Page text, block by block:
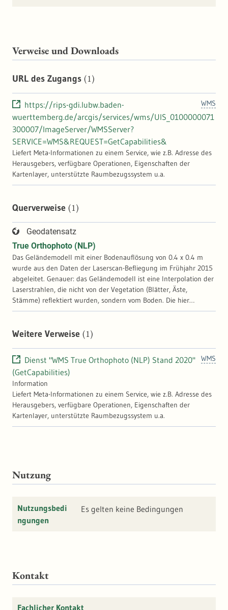
Verweise und Downloads
URL des Zugangs (1)
WMS
https://rips-gdi.lubw.baden-
wuerttemberg.de/arcgis/services/wms/UIS_0100000071
300007/ImageServer/WMSServer?
SERVICE=WMS&REQUEST=GetCapabilities&
Liefert Meta-Informationen zu einem Service, wie z.B. Adresse des
Herausgebers, verfügbare Operationen, Eigenschaften der
Kartenlayer, unterstützte Raumbezugssystem u.a.
Querverweise (1)
Geodatensatz
True Orthophoto (NLP)
Das Geländemodell mit einer Bodenauflösung von 0.4 x 0.4 m
wurde aus den Daten der Laserscan-Befliegung im Frühjahr 2015
abgeleitet. Genauer: das Geländemodell ist eine Interpolation der
Laserstrahlen, die nicht von der Vegetation (Blätter, Äste,
Stämme) reflektiert wurden, sondern vom Boden. Die hier
gewählte Falschfarben-Kombination (nahes Infrarot an Position
Echtfarbendarstellung eine bessere visuelle Unterscheidung von
Bäumen. True Orthophoto haben den großen Vorteil, dass sie
Baumkronen nicht - wie auf den üblichen Orthophotos - verkippt
darstellen. Bei der vergleichenden Betrachtung von mehreren
Zeitschnitten liegen die Baumkronenspitzen daher exakt an
derselben Position. Das ermöglicht die automatische Analyse von
Einzelbäumen, was für das detaillierte Monitoring der
Walddynamik erforderlich ist.
Weitere Verweise (1)
WMS
Dienst "WMS True Orthophoto (NLP) Stand 2020"
(GetCapabilities)
Information
Liefert Meta-Informationen zu einem Service, wie z.B. Adresse des
Herausgebers, verfügbare Operationen, Eigenschaften der
Kartenlayer, unterstützte Raumbezugssystem u.a.
Nutzung
Nutzungsbedi
ngungen
Es gelten keine Bedingungen
Kontakt
Fachlicher Kontakt